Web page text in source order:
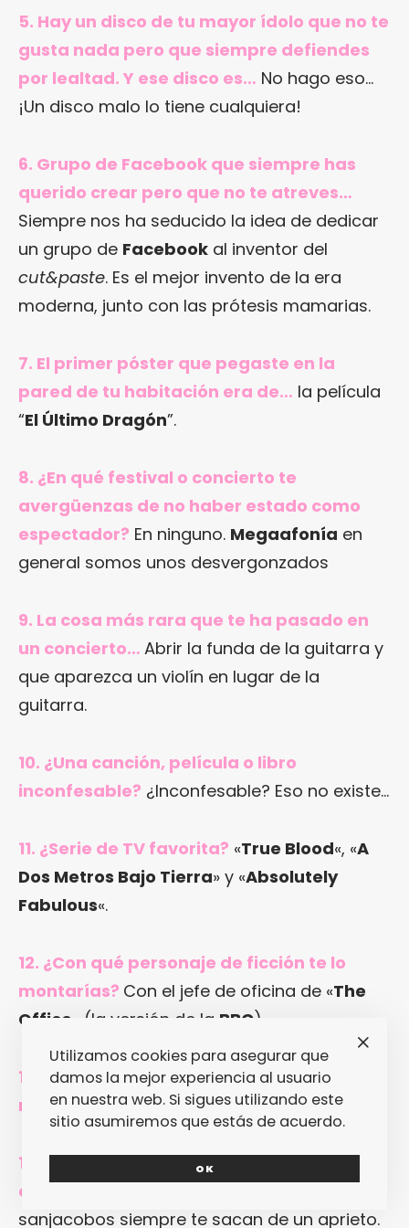
5. Hay un disco de tu mayor ídolo que no te
gusta nada pero que siempre defiendes
por lealtad. Y ese disco es… No hago eso…
¡Un disco malo lo tiene cualquiera!
6. Grupo de Facebook que siempre has
querido crear pero que no te atreves…
Siempre nos ha seducido la idea de dedicar
un grupo de Facebook al inventor del
cut&paste. Es el mejor invento de la era
moderna, junto con las prótesis mamarias.
7. El primer póster que pegaste en la
pared de tu habitación era de… la película
“El Último Dragón”.
8. ¿En qué festival o concierto te
avergüenzas de no haber estado como
espectador? En ninguno. Megaafonía en
general somos unos desvergonzados
9. La cosa más rara que te ha pasado en
un concierto… Abrir la funda de la guitarra y
que aparezca un violín en lugar de la
guitarra.
10. ¿Una canción, película o libro
inconfesable? ¿Inconfesable? Eso no existe…
11. ¿Serie de TV favorita? «True Blood«, «A
Dos Metros Bajo Tierra» y «Absolutely
Fabulous«.
12. ¿Con qué personaje de ficción te lo
montarías? Con el jefe de oficina de «The
Office » (la versión de la BBC).
13. ¿A qué celebridad muerta habría que
resucitar?A Nikola Tesla
14. ¿Qué será lo último que hagas cuando
el mundo se acabe en 2012?
sanjacobos siempre te sacan de un aprieto.
Utilizamos cookies para asegurar que
damos la mejor experiencia al usuario
en nuestra web. Si sigues utilizando este
sitio asumiremos que estás de acuerdo.
OK